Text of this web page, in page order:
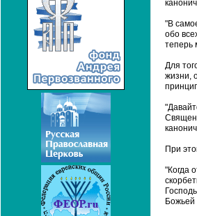
"В
обо
теперь
Для
жизни,
При
"Когда
Божьей